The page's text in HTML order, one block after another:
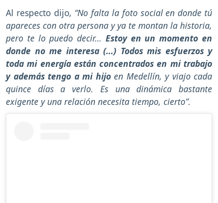
Al respecto dijo, “No falta la foto social en donde tú
apareces con otra persona y ya te montan la historia,
pero te lo puedo decir… Estoy en un momento en
donde no me interesa (...) Todos mis esfuerzos y
toda mi energía están concentrados en mi trabajo
y además tengo a mi hijo en Medellín, y viajo cada
quince días a verlo. Es una dinámica bastante
exigente y una relación necesita tiempo, cierto”.